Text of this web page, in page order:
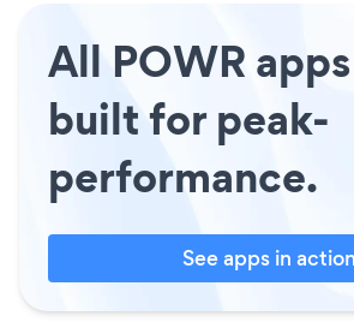
All POWR
built for peak-
performance.
See apps in action